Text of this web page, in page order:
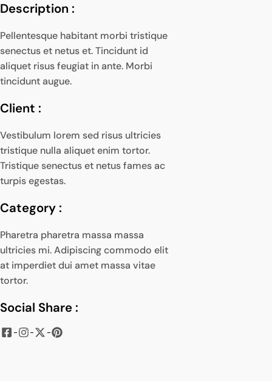
Description :
Pellentesque habitant morbi tristique
senectus et netus et. Tincidunt id
aliquet risus feugiat in ante. Morbi
tincidunt augue.
Client :
Vestibulum lorem sed risus ultricies
tristique nulla aliquet enim tortor.
Tristique senectus et netus fames ac
turpis egestas.
Category :
Pharetra pharetra massa massa
ultricies mi. Adipiscing commodo elit
at imperdiet dui amet massa vitae
tortor.
Social Share :